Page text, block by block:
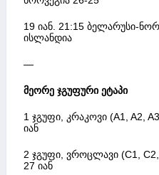
19 იან. 21:15 ბელარუსი-
ისლანდია
—
მეორე ჯგუფური ეტაპი
1 ჯგუფი, კრაკოვი (A1, A2,
იან
2 ჯგუფი, ვროცლავი (C1,
27 იან